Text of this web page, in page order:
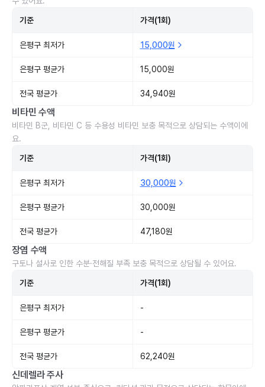
기준 가격(1회)
은평구 최저가 15,000원
은평구 평균가 15,000원
전국 평균가 34,940원
비타민 수액
비타민 B군, 비타민 C 등 수용성 비타민 보충 목적으로 상담되는 수액이에
요.
기준 가격(1회)
은평구 최저가 30,000원
은평구 평균가 30,000원
전국 평균가 47,180원
장염 수액
구토나 설사로 인한 수분·전해질 부족 보충 목적으로 상담될 수 있어요.
기준 가격(1회)
은평구 최저가 -
은평구 평균가 -
전국 평균가 62,240원
신데렐라 주사